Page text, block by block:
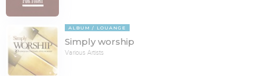
ALBUM LOUANGE
Simply worship
Various Artists